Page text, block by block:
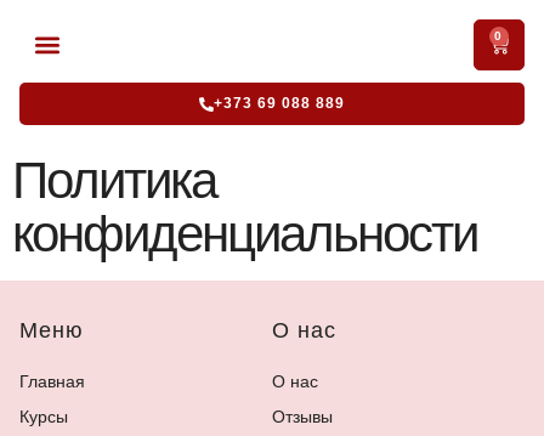
0
+373 69 088 889
Политика
конфиденциальности
Меню
Главная
Курсы
О нас
О нас
Отзывы